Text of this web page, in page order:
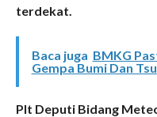
terdekat.
Baca juga BMKG
Gempa Bumi Dan
Plt Deputi Bidang